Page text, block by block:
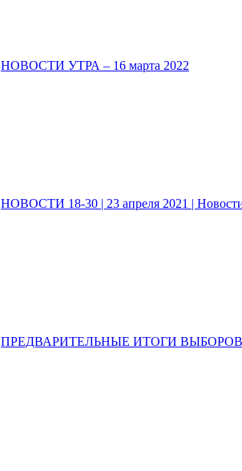
НОВОСТИ УТРА – 16 марта 2022
НОВОСТИ 18-30 | 23 апреля 2021 |
ПРЕДВАРИТЕЛЬНЫЕ ИТОГИ ВЫБОРОВ | 9